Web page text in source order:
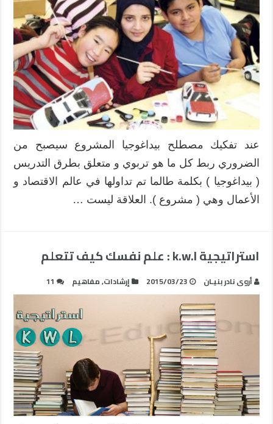
عند تفكيك مصطلح بيداغوجيا المشروع سيصبح من
الضروري ربط كل ما هو تربوي و متعلق بطرق التدريس
( بيداغوجيا ) بكلمة طالما تم تداولها في عالم الاقتصاد و
الأعمال وهي ( مشروع ). العلاقة ليست …
استراتيجية k.w.l : علم نفسك كيف تتعلم
أروى نادر بنيـان 2015/03/23 إرشادات,مفاهيم 11